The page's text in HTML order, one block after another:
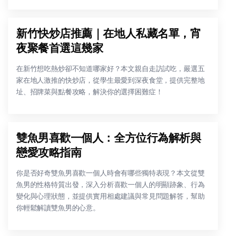
新竹快炒店推薦｜在地人私藏名單，宵
夜聚餐首選這幾家
在新竹想吃熱炒卻不知道哪家好？本文親自走訪試吃，嚴選五
家在地人激推的快炒店，從學生最愛到深夜食堂，提供完整地
址、招牌菜與點餐攻略，解決你的選擇困難症！
雙魚男喜歡一個人：全方位行為解析與
戀愛攻略指南
你是否好奇雙魚男喜歡一個人時會有哪些獨特表現？本文從雙
魚男的性格特質出發，深入分析喜歡一個人的明顯跡象、行為
變化與心理狀態，並提供實用相處建議與常見問題解答，幫助
你輕鬆解讀雙魚男的心意。